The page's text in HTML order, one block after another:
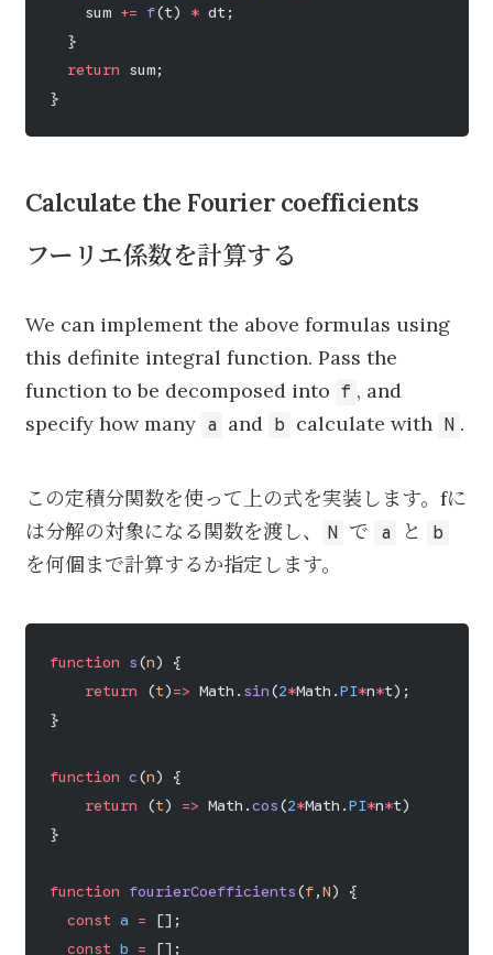
    sum
+= f(t) * dt;
  }
  return
sum;
}
Calculate the Fourier coefficients
フーリエ係数を計算する
We can implement the above formulas using
this definite integral function. Pass the
function to be decomposed into f , and
specify how many a and b calculate with N .
この定積分関数を使って上の式を実装します。fに
は分解の対象になる関数を渡し、
N で a と b
を何個まで計算するか指定します。
function s(n) {
    return
(t)=> Math. sin(2*Math.PI*n*t);
}
function c(n) {
    return
(t) => Math.cos(2*Math.PI*n*t)
}
function fourierCoefficients(f,N) {
  const
a = [];
  const
b = [];